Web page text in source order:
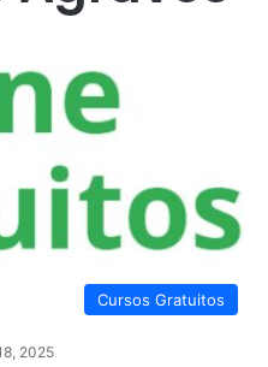
Cursos Gratuitos
2025